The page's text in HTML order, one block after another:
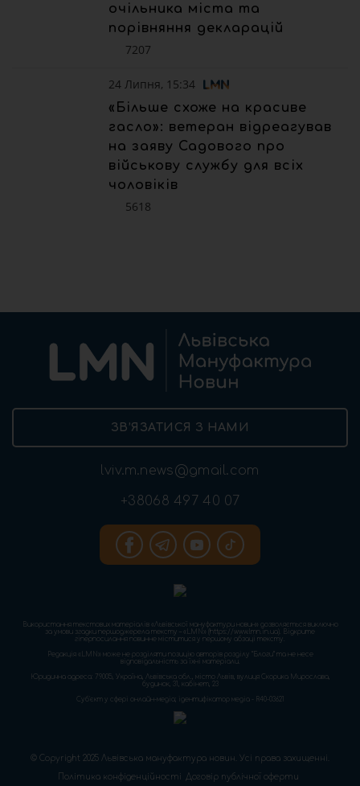
очільника міста та
порівняння декларацій
7207
24 Липня, 15:34
«Більше схоже на красиве
гасло»: ветеран відреагував
на заяву Садового про
військову службу для всіх
чоловіків
5618
ЗВ’ЯЗАТИСЯ З НАМИ
lviv.m.news@gmail.com
+38068 497 40 07
Використання текстових матеріалів «Львівської мануфактури новин» дозволяється виключно
за умови згадки першоджерела тексту – «LMN» (https://www.lmn.in.ua). Відкрите
гіперпосилання повинне міститися у першому абзаці тексту.
Редакція «LMN» може не розділяти позицію авторів розділу “Блоги” та не несе
відповідальність за їхні матеріали.
Юридична адреса: 79005, Україна, Львівська обл., місто Львів, вулиця Скорика Мирослава,
будинок, 31, кабінет, 23
Cуб'єкт у сфері онлайн-медіа; ідентифікатор медіа - R40-03621
© Copyright 2025 Львівська мануфактура новин. Усі права захищенні.
Політика конфіденційності Договір публічної оферти